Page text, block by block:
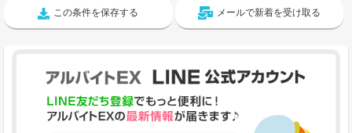
この条件を保存する メールで新着を受け取る